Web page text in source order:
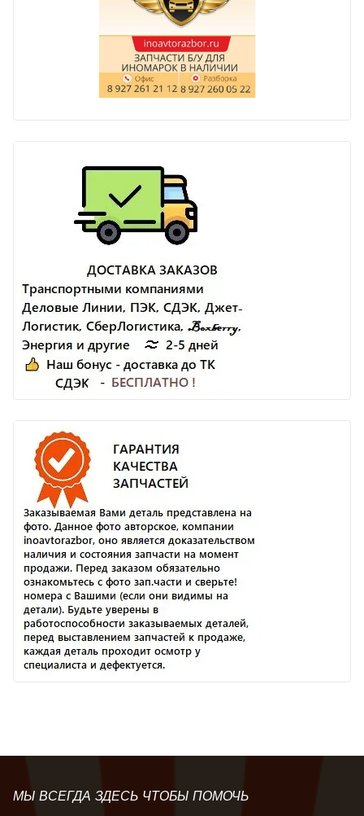
МЫ ВСЕГДА ЗДЕСЬ ЧТОБЫ ПОМОЧЬ